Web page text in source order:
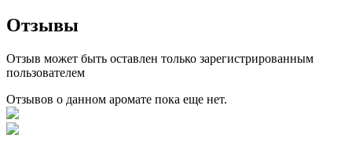
Отзывы
Отзыв может быть оставлен только зарегистрированным
пользователем
Отзывов о данном аромате пока еще нет.